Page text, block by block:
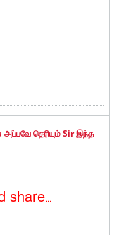
அப்பவே தெரியும் Sir இந்த
share...